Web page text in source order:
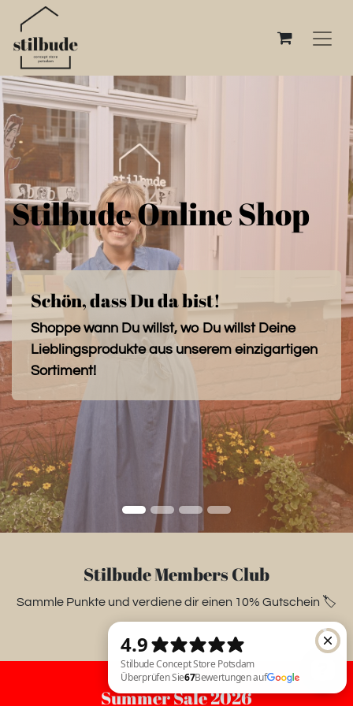
Stilbude Online Shop
Schön, dass Du da bist!
Shoppe wann Du willst, wo Du willst Deine
Lieblingsprodukte aus unserem einzigartigen
Sortiment!
Stilbude Members Club
Sammle Punkte und verdiene dir einen 10% Gutschein 🏷️
Summer Sale 2026